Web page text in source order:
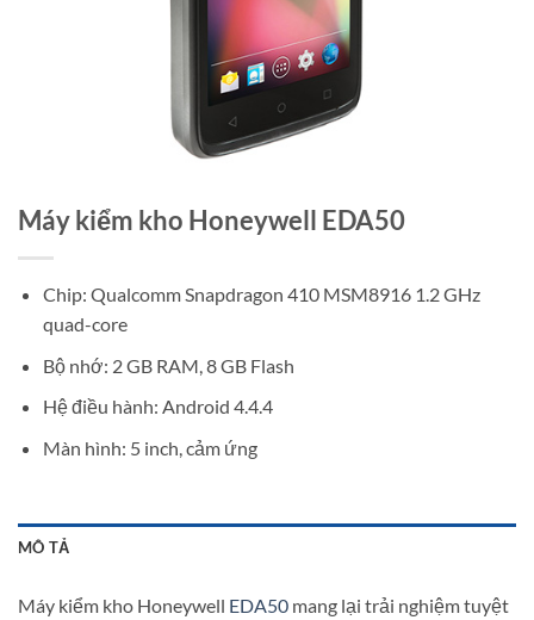
Máy kiểm kho Honeywell EDA50
Chip: Qualcomm Snapdragon 410 MSM8916 1.2 GHz
quad-core
Bộ nhớ: 2 GB RAM, 8 GB Flash
Hệ điều hành: Android 4.4.4
Màn hình: 5 inch, cảm ứng
MÔ TẢ
Máy kiểm kho Honeywell EDA50 mang lại trải nghiệm tuyệt